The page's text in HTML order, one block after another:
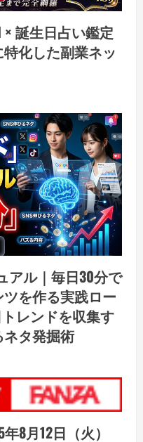
× 誕生日占い鑑定
化した副業ネッ
アル｜毎日30分で
を作る実践ロー
レンドを収集す
ネタ発掘術
8月12日（火）